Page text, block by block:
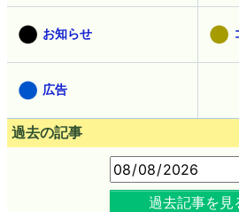
お知らせ
広告
過去の記事
過去記事を見